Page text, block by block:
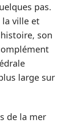
pas.
la ville et
son
large sur
de la mer